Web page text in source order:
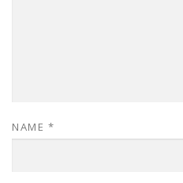
NAME *